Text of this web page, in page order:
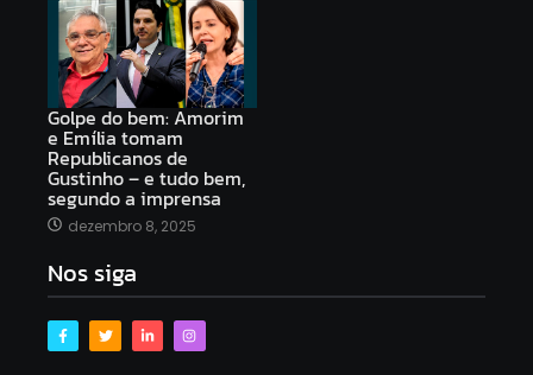
Golpe do bem: Amorim
e Emília tomam
Republicanos de
Gustinho – e tudo bem,
segundo a imprensa
dezembro 8, 2025
Nos siga